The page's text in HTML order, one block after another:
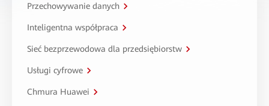
Przechowywanie danych
Inteligentna współpraca
Sieć bezprzewodowa dla przedsiębiorstw
Usługi cyfrowe
Chmura Huawei